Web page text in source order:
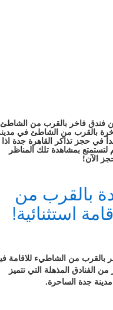
فندق فاخر بالقرب من
بالقرب من الشاطئ في
في حجز تذاكر القاهرة جدة اذا
بمشاهدة تلك المناظر
الآن!
بالقرب من
استثنائية!
من الشاطيء للاقامة
الفنادق المذهلة التي تتميز
جدة الساحرة.